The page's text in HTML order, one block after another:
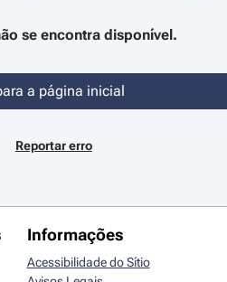
se encontra disponível.
a página inicial
Reportar erro
Informações
Acessibilidade do Sítio